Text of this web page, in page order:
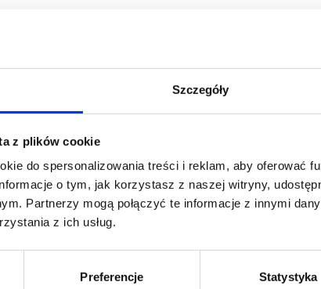
Szczegóły
z plików cookie
do spersonalizowania treści i reklam, aby oferować
o tym, jak korzystasz z naszej witryny,
Partnerzy mogą połączyć te informacje z innymi
z ich usług.
Preferencje Statystyka